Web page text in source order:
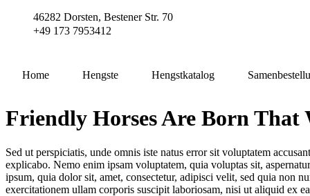
46282 Dorsten, Bestener Str. 70
+49 173 7953412
Home Hengste Hengstkatalog
Friendly Horses Are Born That
Sed ut perspiciatis, unde omnis iste natus error sit voluptatem
explicabo. Nemo enim ipsam voluptatem, quia voluptas sit,
ipsum, quia dolor sit, amet, consectetur, adipisci velit, sed quia non
exercitationem ullam corporis suscipit laboriosam, nisi ut aliquid ex